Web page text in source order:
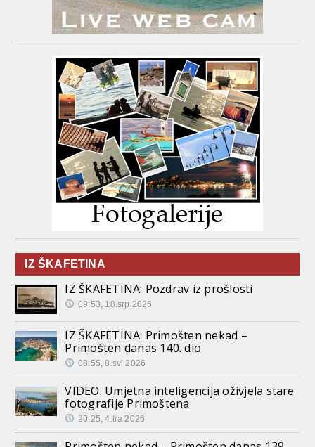
IZ ŠKAFETINA
IZ ŠKAFETINA: Pozdrav iz prošlosti
09:53, 18.srp 2026
IZ ŠKAFETINA: Primošten nekad –
Primošten danas 140. dio
08:55, 8.svi 2026
VIDEO: Umjetna inteligencija oživjela stare
fotografije Primoštena
20:25, 4.tra 2026